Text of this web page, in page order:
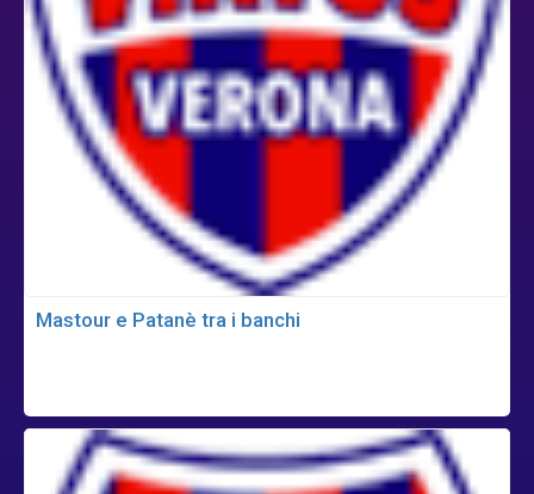
Mastour e Patanè tra i banchi